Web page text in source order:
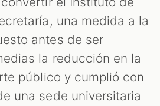
una medida a la
antes de ser
la reducción en la
público y cumplió con
una sede universitaria